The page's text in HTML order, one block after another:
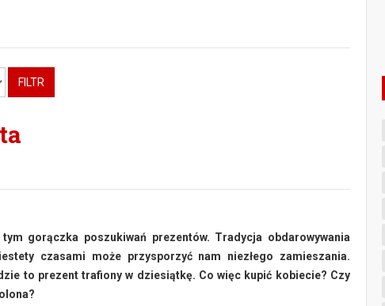
FILTR
gorączka poszukiwań prezentów. Tradycja obdarowywania
czasami może przysporzyć nam niezłego zamieszania.
to prezent trafiony w dziesiątkę. Co więc kupić kobiecie? Czy